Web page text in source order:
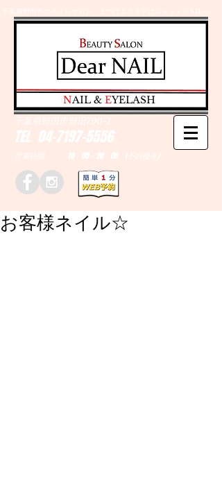
千葉県野田市のネイルサロン、まつげエクステはＤｅａｒＮAILへ
TEL 04-7197-5556
営業時間 10：00～20：00 (予約優先)
千葉県野田市野田790-1
​NAIL & EYELASH
お客様ネイル☆